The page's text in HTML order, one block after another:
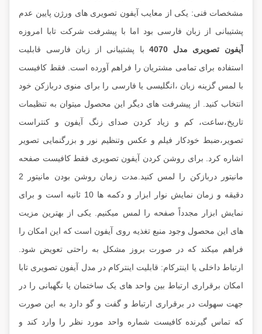
مشخصات فنی: یکی از معایب آیفون تصویری های ورژن پایین عدم
پشتیبانی از زبان فارسی بود اما با پیشرفت شرکت تابا امروزه
آیفون تصویری مدل 4070
با پشتیبانی از زبان فارسی قابلیت
استفاده برای تمامی مشتریان را فراهم آورده است. فقط کافیست
با لمس گزینه زبان ،انگلیسی یا فارسی را برای منوی دربازکن خود
انتخاب کنید. از پیشرفت های دیگر این محصول میتوان به تنظیمات
تاریخ،ساعت، کم و زیاد کردن صدای زنگ آیفون و کنتراست
تصویر،ضبط خودکار فیلم و عکس وتنظیم نور و بزرگنمایی تصویر
اشاره کرد. برای روشن کردن آیفون تصویری فقط کافیست صفحه
مانیتور دربازکن را لمس کنید.مدت زمان روشن بودن مانیتور 2
دقیقه و زمان نمایش نوار ابزار و دکمه ها 10 ثانیه است و برای
نمایش ابزار مجدداً صفحه را لمس میکنیم. یکی از بهترین مزیت
های این محصول وجود منبع تغذیه روی آیفون است که این امکان را
فراهم میکند که در صورت بروز مشکل به راحتی تعویض شود.
ارتباط داخلی یا اینترکام: قابلیت اینترکام در مدل آیفون تصویری تابا
امکان برقراری ارتباط بین واحد های یک ساختمان یا نگهبانی را در
جهت سهولت در برقراری ارتباط و گفت و گو دارد به این صورت
که تماس گیرنده کافیست شماره واحد مورد نظر را وارد کند و